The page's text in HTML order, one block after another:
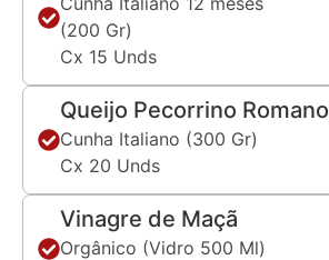
(200 Gr)
Cx 15 Unds
Queijo Pecorrino Romano
Cunha Italiano (300 Gr)
Cx 20 Unds
Vinagre de Maçã
Orgânico (Vidro 500 Ml)